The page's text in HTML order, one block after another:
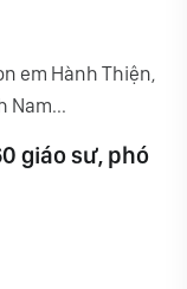
em Hành Thiện,
Nam...
giáo sư, phó